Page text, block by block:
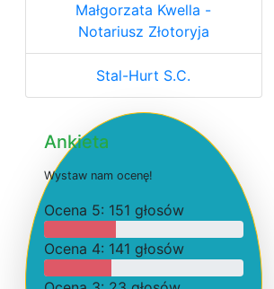
Małgorzata Kwella -
Notariusz Złotoryja
Stal-Hurt S.C.
Ankieta
Wystaw nam ocenę!
Ocena 5: 151 głosów
Ocena 4: 141 głosów